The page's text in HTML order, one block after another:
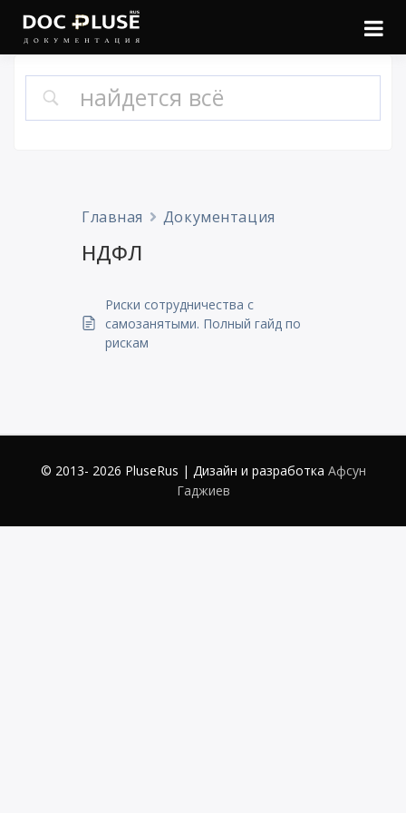
Doc Pluse
Главная Документация
НДФЛ
Риски сотрудничества с
самозанятыми. Полный гайд по
рискам
© 2013- 2026 PluseRus | Дизайн и разработка Афсун
Гаджиев